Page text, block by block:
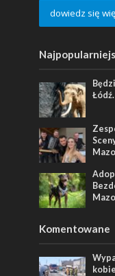
dowiedz się
Komentowane